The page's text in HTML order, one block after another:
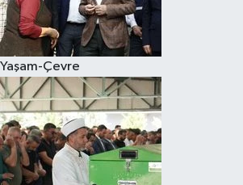
Yaşam-Çevre
Siyaset
Teknoloji
Televizyon
Yaşam-Çevre